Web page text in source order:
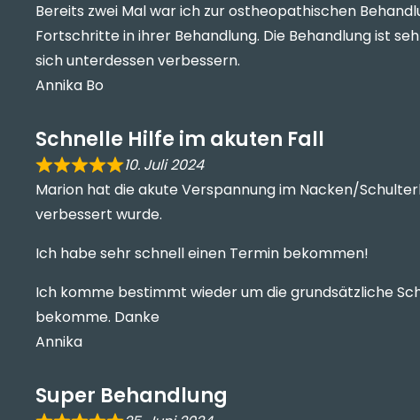
Bereits zwei Mal war ich zur ostheopathischen
Fortschritte in ihrer Behandlung. Die Behandlung ist
sich unterdessen verbessern.
Annika Bo
Schnelle Hilfe im akuten Fall
10. Juli 2024
Marion hat die akute Verspannung im Nacken/
verbessert wurde.
Ich habe sehr schnell einen Termin bekommen!
Ich komme bestimmt wieder um die grundsätzliche
bekomme. Danke
Annika
Super Behandlung